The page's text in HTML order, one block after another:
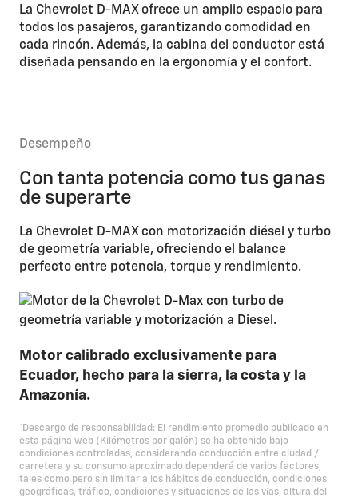
La Chevrolet D-MAX ofrece un amplio espacio para
todos los pasajeros, garantizando comodidad en
cada rincón. Además, la cabina del conductor está
diseñada pensando en la ergonomía y el confort.
Desempeño
Con tanta potencia como tus ganas
de superarte
La Chevrolet D-MAX con motorización diésel y turbo
de geometría variable, ofreciendo el balance
perfecto entre potencia, torque y rendimiento.
Motor calibrado exclusivamente para
Ecuador, hecho para la sierra, la costa y la
Amazonía.
*Descargo de responsabilidad: El rendimiento promedio publicado en
esta página web (Kilómetros por galón) se ha obtenido bajo
condiciones controladas, considerando conducción entre ciudad /
carretera y su consumo aproximado dependerá de varios factores,
tales como pero sin limitar a los hábitos de conducción, condiciones
geográficas, tráfico, condiciones y situaciones de las vías, altura del